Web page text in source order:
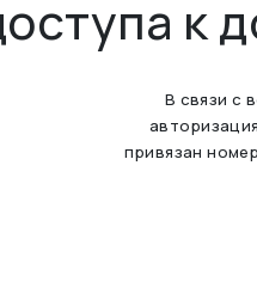
к
В связи с
привязан